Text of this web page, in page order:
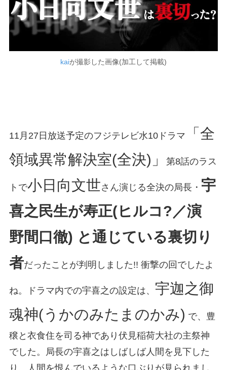
kaiが撮影した画像(加工して掲載)
11月27日放送予定のフジテレビ水10ドラマ
「全
領域異常解決室(全決)」
第8話のラス
トで小日向文世さん演じる全決の局長・ 宇
喜之民生が寿正(ヒルコ?／演
野間口徹) と通じている裏切り
者だったことが判明しました!! 衝撃の回でしたよ
ね。ドラマ内での宇喜之の設定は、 宇迦之御
魂神(うかのみたまのかみ) で、豊
穣と衣食住を司る神であり伏見稲荷大社の主祭神
でした。局長の宇喜之はしばしば人間を見下した